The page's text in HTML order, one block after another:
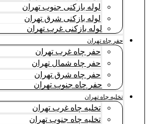
لوله بازکنی جنوب تهران
لوله بازکنی شرق تهران
لوله بازکنی غرب تهران
حفر چاه تهران
حفر چاه غرب تهران
حفر چاه شمال تهران
حفر چاه شرق تهران
حفر چاه جنوب تهران
تخلیه چاه تهران
تخلیه چاه غرب تهران
تخلیه چاه جنوب تهران